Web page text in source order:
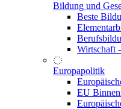
Bildung und
Beste
Wirtschaft
Europapolitik
EU